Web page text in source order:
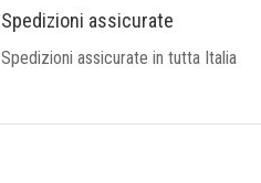
Spedizioni assicurate
Spedizioni assicurate in tutta Italia